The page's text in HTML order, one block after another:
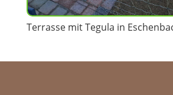
Terrasse mit Tegula in